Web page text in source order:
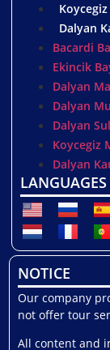
Dalyan
Bacardi
Ekincik
Dalyan
Dalyan
Dalyan
Koycegiz
Dalyan
LANGUAGES
NOTICE
Our company
not offer tour
All content and